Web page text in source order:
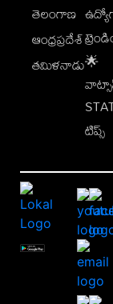
తెలంగాణ
ఆంధ్రప్రదేశ్
తమిళనాడు🌟
టిప్స్